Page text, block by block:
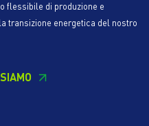
flessibile di produzione e
transizione energetica del nostro